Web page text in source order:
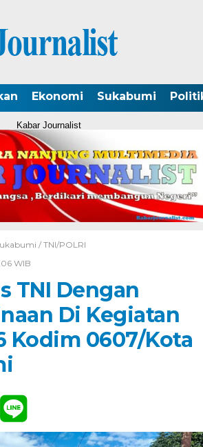
Ekonomi Sukabumi
Kabar Journalist
/ TNI/POLRI
WIB
TNI Dengan
Di Kegiatan
Kodim 0607/Kota